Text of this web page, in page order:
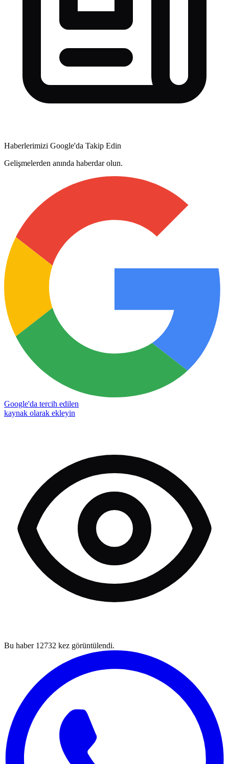
Haberlerimizi Google'da Takip Edin
Gelişmelerden anında haberdar olun.
Google'da tercih edilen
kaynak olarak ekleyin
Bu haber 12732 kez görüntülendi.